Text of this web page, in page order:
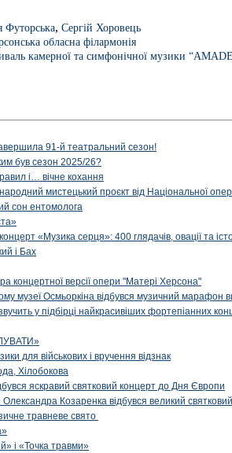
Футорська, Сергій Хоровець
обласна філармонія
камерної та симфонічної музики
91-й театральний сезон!
був сезон 2025/26?
і… вічне кохання
мистецький проєкт від Національної
сон ентомолога
«Музика серця»: 400 глядачів, овації та
і Бах
концертної версії опери "Матері Херсона"
музеї Осмьоркіна відбувся музичний марафон
у підбірці найкрасивіших фортепіанних
для військових і вручення відзнак
Хілобокова
яскравий святковий концерт до Дня Європи
Олександра Козаренка відбувся великий
травневе свято
і «Точка травми»